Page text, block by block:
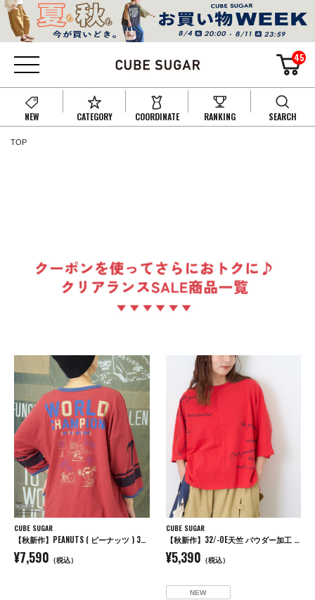
45
NEW CATEGORY COORDINATE RANKING SEARCH
TOP
CUBE SUGAR
【秋新作】PEANUTS ( ピーナッツ ) 32/-スラブ天竺 ライン入り 7分袖 プルオーバー Tシャツ
¥7,590 （税込）
CUBE SUGAR
【秋新作】32/-OE天竺 パウダー加工 5分袖 ドルマン Tシャツ
¥5,390 （税込）
NEW